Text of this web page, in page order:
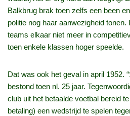
Balkbrug brak toen zelfs een been
politie nog haar aanwezigheid
teams elkaar niet meer in
toen enkele klassen hoger speelde.
Dat was ook het geval in april 1952.
bestond toen nl. 25 jaar.
club uit het betaalde voetbal bereid
betaling) een wedstrijd te spelen